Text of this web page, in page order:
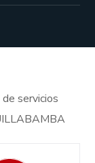
servicios